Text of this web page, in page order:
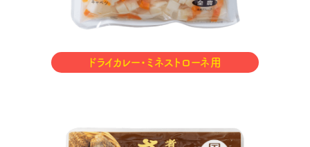
ドライカレー・ミネストローネ用